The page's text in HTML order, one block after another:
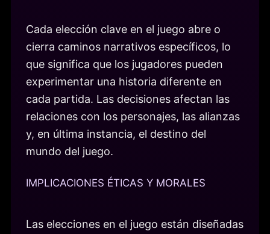
Cada elección clave en el juego abre o
cierra caminos narrativos específicos, lo
que significa que los jugadores pueden
experimentar una historia diferente en
cada partida. Las decisiones afectan las
relaciones con los personajes, las alianzas
y, en última instancia, el destino del
mundo del juego.
IMPLICACIONES ÉTICAS Y MORALES
Las elecciones en el juego están diseñadas